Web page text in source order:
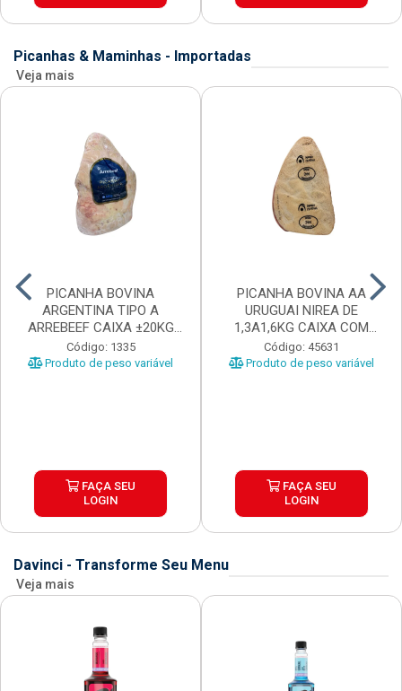
Picanhas & Maminhas - Importadas
Veja mais
PICANHA BOVINA
ARGENTINA TIPO A
ARREBEEF CAIXA ±20KG
PEÇAS 1...
Código: 1335
Produto de peso variável
FAÇA SEU
LOGIN
PICANHA BOVINA AA
URUGUAI NIREA DE
1,3A1,6KG CAIXA COM
±15KG
Código: 45631
Produto de peso variável
FAÇA SEU
LOGIN
Davinci - Transforme Seu Menu
Veja mais